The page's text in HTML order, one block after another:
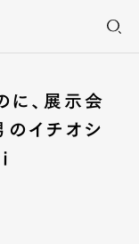
に、展示会
のイチオシ